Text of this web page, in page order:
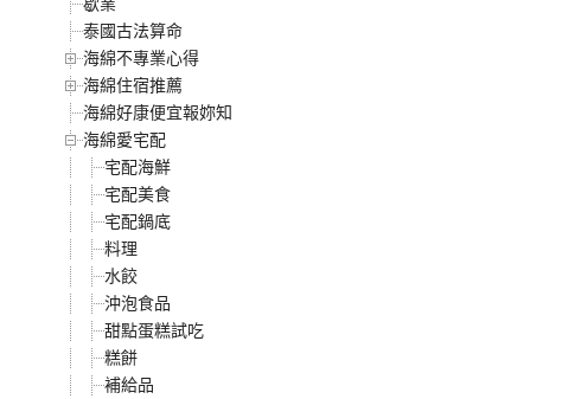
泰國古法算命
海綿不專業心得
海綿住宿推薦
海綿好康便宜報妳知
海綿愛宅配
宅配海鮮
宅配美食
宅配鍋底
料理
水餃
沖泡食品
甜點蛋糕試吃
糕餅
補給品